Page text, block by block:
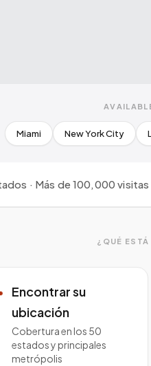
Miami New York City
· Más de 100,000
¿QUÉ
Encontrar su
ubicación
Cobertura en los 50
estados y principales
metrópolis